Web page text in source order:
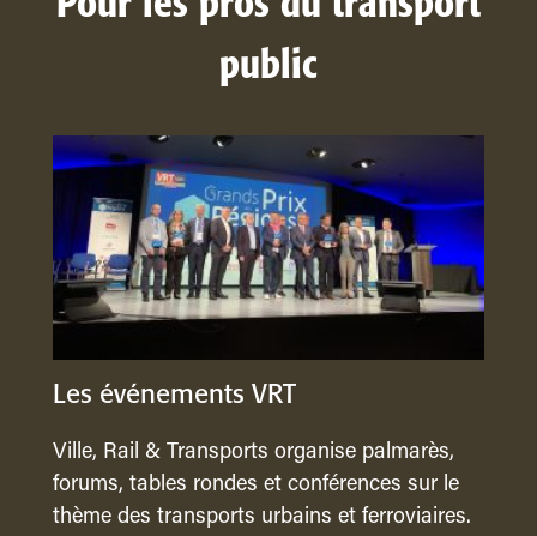
public
Les événements VRT
Ville, Rail & Transports organise palmarès,
forums, tables rondes et conférences sur le
thème des transports urbains et ferroviaires.